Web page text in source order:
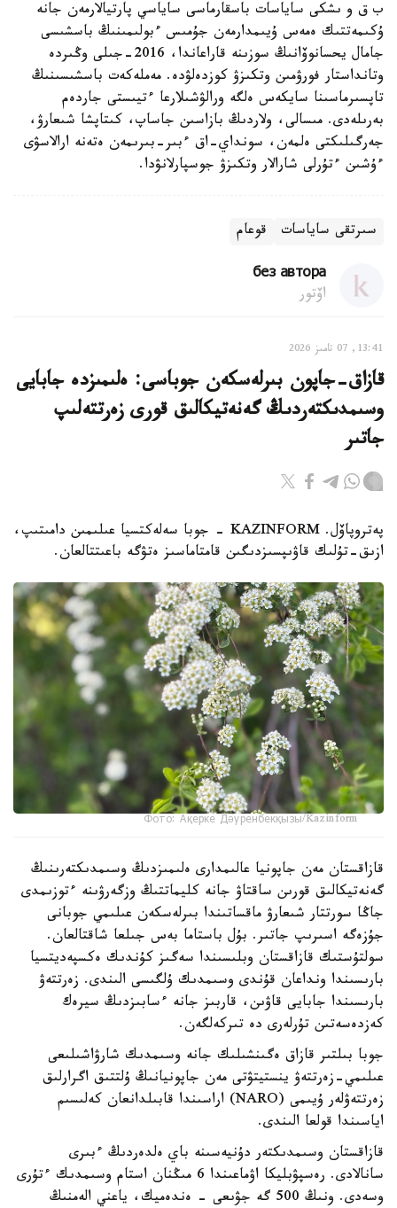
ب ق و ىشكى ساياسات باسقارماسى ساياسي پارتيالارمەن جانە
ۇكىمەتتىك ەمەس ۇيىمدارمەن جۇمىس ءبولىمىنىڭ باسشىسى
جامال يحسانوۆانىڭ سوزىنە قاراعاندا، 2016-جىلى وڭىردە
وتانداستار فورۋمىن وتكىزۋ كوزدەلۋدە. مەملەكەت باسشىسىنىڭ
تاپسىرماسىنا سايكەس ەلگە ورالۋشىلارعا ءتيىستى جاردەم
بەرىلەدى. مىسالى، ولاردىڭ بازاسىن جاساپ، كىتاپشا شىعارۋ،
جەرگىلىكتى ەلمەن، سونداي-اق ءبىر-بىرىمەن ەتەنە ارالاسۋى
ءۇشىن ءتۇرلى شارالار وتكىزۋ جوسپارلانۋدا.
سىرتقى ساياسات قوعام
без автора
اۆتور
13:41, 07 تامىز 2026
قازاق-جاپون بىرلەسكەن جوباسى: ەلىمىزدە جابايى
وسىمدىكتەردىڭ گەنەتيكالىق قورى زەرتتەلىپ
جاتىر
پەتروپاۆل. KAZINFORM - جوبا سەلەكتسيا عىلىمىن دامىتىپ،
ازىق-تۇلىك قاۋىپسىزدىگىن قامتاماسىز ەتۋگە باعىتتالعان.
Фото: Ақерке Дәуренбекқызы/Kazinform
قازاقستان مەن جاپونيا عالىمدارى ەلىمىزدىڭ وسىمدىكتەرىنىڭ
گەنەتيكالىق قورىن ساقتاۋ جانە كليماتتىڭ وزگەرۋىنە ءتوزىمدى
جاڭا سورتتار شىعارۋ ماقساتىندا بىرلەسكەن عىلىمي جوبانى
جۇزەگە اسىرىپ جاتىر. بۇل باستاما بەس جىلعا شاقتالعان.
سولتۇستىك قازاقستان وبلىسىندا سەگىز كۇندىك ەكسپەديتسيا
بارىسىندا ونداعان قۇندى وسىمدىك ۇلگىسى الىندى. زەرتتەۋ
بارىسىندا جابايى قاۋىن، قاربىز جانە ءسابىزدىڭ سيرەك
كەزدەسەتىن تۇرلەرى دە تىركەلگەن.
جوبا بىلتىر قازاق ەگىنشىلىك جانە وسىمدىك شارۋاشىلىعى
عىلىمي-زەرتتەۋ ينستيتۋتى مەن جاپونيانىڭ ۇلتتىق اگرارلىق
زەرتتەۋلەر ۇيىمى (NARO) اراسىندا قابىلدانعان كەلىسىم
اياسىندا قولعا الىندى.
قازاقستان وسىمدىكتەر دۇنيەسىنە باي ەلدەردىڭ ءبىرى
سانالادى. رەسپۋبليكا اۋماعىندا 6 مىڭنان استام وسىمدىك ءتۇرى
وسەدى. ونىڭ 500 گە جۋىعى - ەندەميك، ياعني الەمنىڭ